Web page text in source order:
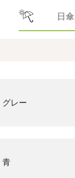
日傘
グレー
青